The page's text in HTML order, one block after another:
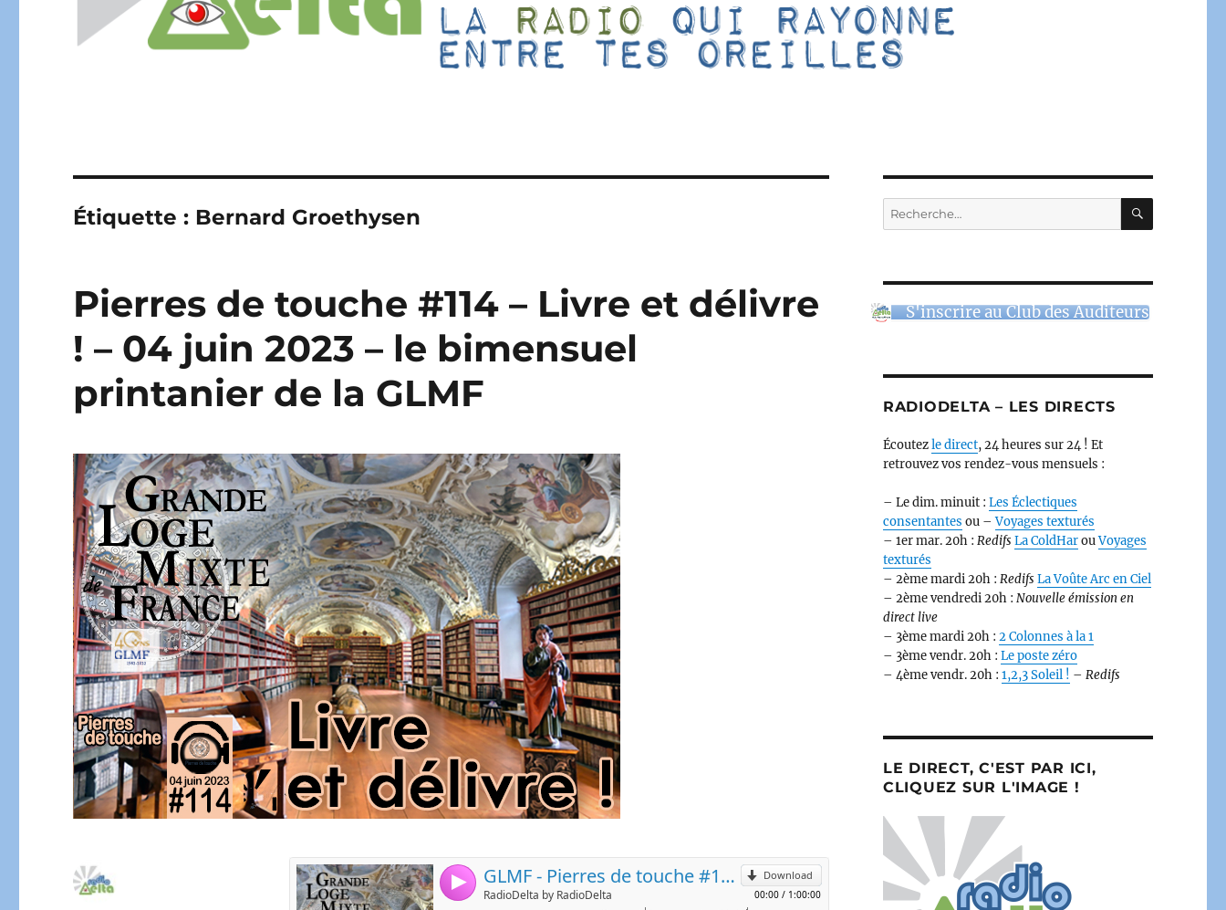
Étiquette : Bernard Groethysen
Pierres de touche #114 – Livre et délivre
! – 04 juin 2023 – le bimensuel
printanier de la GLMF
Recherche
pour :
S'inscrire au Club des Auditeurs
RADIODELTA – LES DIRECTS
Écoutezle direct, 24 heures sur 24 ! Et
retrouvez vos rendez-vous mensuels :
– Le dim. minuit : Les Éclectiques
consentantes ou –Voyages texturés
– 1er mar. 20h : Redifs La ColdHarouVoyages
texturés
– 2ème mardi 20h : Redifs La Voûte Arc en Ciel
– 2ème vendredi 20h : Nouvelle émission en
direct live
– 3ème mardi 20h : 2 Colonnes à la 1
– 3ème vendr. 20h : Le poste zéro
– 4ème vendr. 20h : 1,2,3 Soleil ! – Redifs
LE DIRECT, C'EST PAR ICI,
CLIQUEZ SUR L'IMAGE !